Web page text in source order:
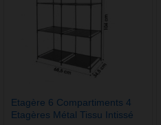
Etagère 6 Compartiments 4
Etagères Métal Tissu Intissé